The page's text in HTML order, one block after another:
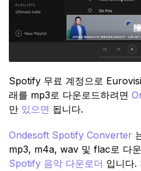
Spotify 무료 계정으로
래를 mp3로 다운로드하려면
만 있으면 됩니다.
Ondesoft Spotify Converter
mp3, m4a, wav 및 flac로 다
Spotify 음악 다운로더 입니다.